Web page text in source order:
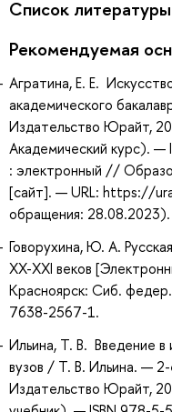
Список литературы
Рекомендуемая
Агратина, Е. Е.
академического
Издательство Юрайт,
Академический курс).
: электронный //
[сайт]. — URL: https://
обращения: 28.08.2023).
Говорухина, Ю. А.
ХХ-ХХI веков
Красноярск: Сиб.
7638-2567-1.
Ильина, Т. В. Введение в
вузов / Т. В. Ильина. —
Издательство Юрайт,